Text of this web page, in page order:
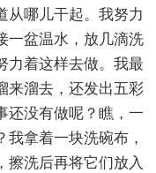
从哪儿干起。我努力
一盆温水，放几滴洗
力着这样去做。我最
来溜去，还发出五彩
还没有做呢？瞧，一
拿着一块洗碗布，
擦洗后再将它们放入